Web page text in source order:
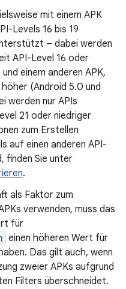
mit einem APK
Levels 16 bis 19
– dabei werden
API-Level 16 oder
einem anderen APK,
(Android 5.0 und
werden nur APIs
21 oder niedriger
zum Erstellen
auf einen anderen API-
finden Sie unter
.
als Faktor zum
verwenden, muss das
für
einen höheren Wert für
Das gilt auch, wenn
zweier APKs aufgrund
Filters überschneidet.